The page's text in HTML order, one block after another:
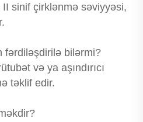
sinif çirklənmə səviyyəsi,
fərdiləşdirilə bilərmi?
və ya aşındırıcı
təklif edir.